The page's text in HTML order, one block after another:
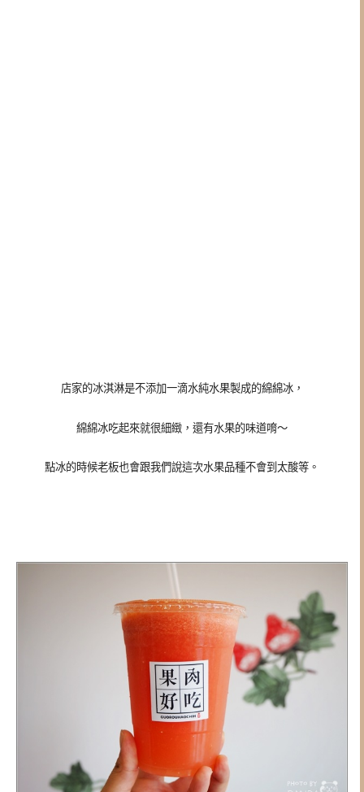
店家的冰淇淋是不添加一滴水純水果製成的綿綿冰，
綿綿冰吃起來就很細緻，還有水果的味道唷～
點冰的時候老板也會跟我們說這次水果品種不會到太酸等。